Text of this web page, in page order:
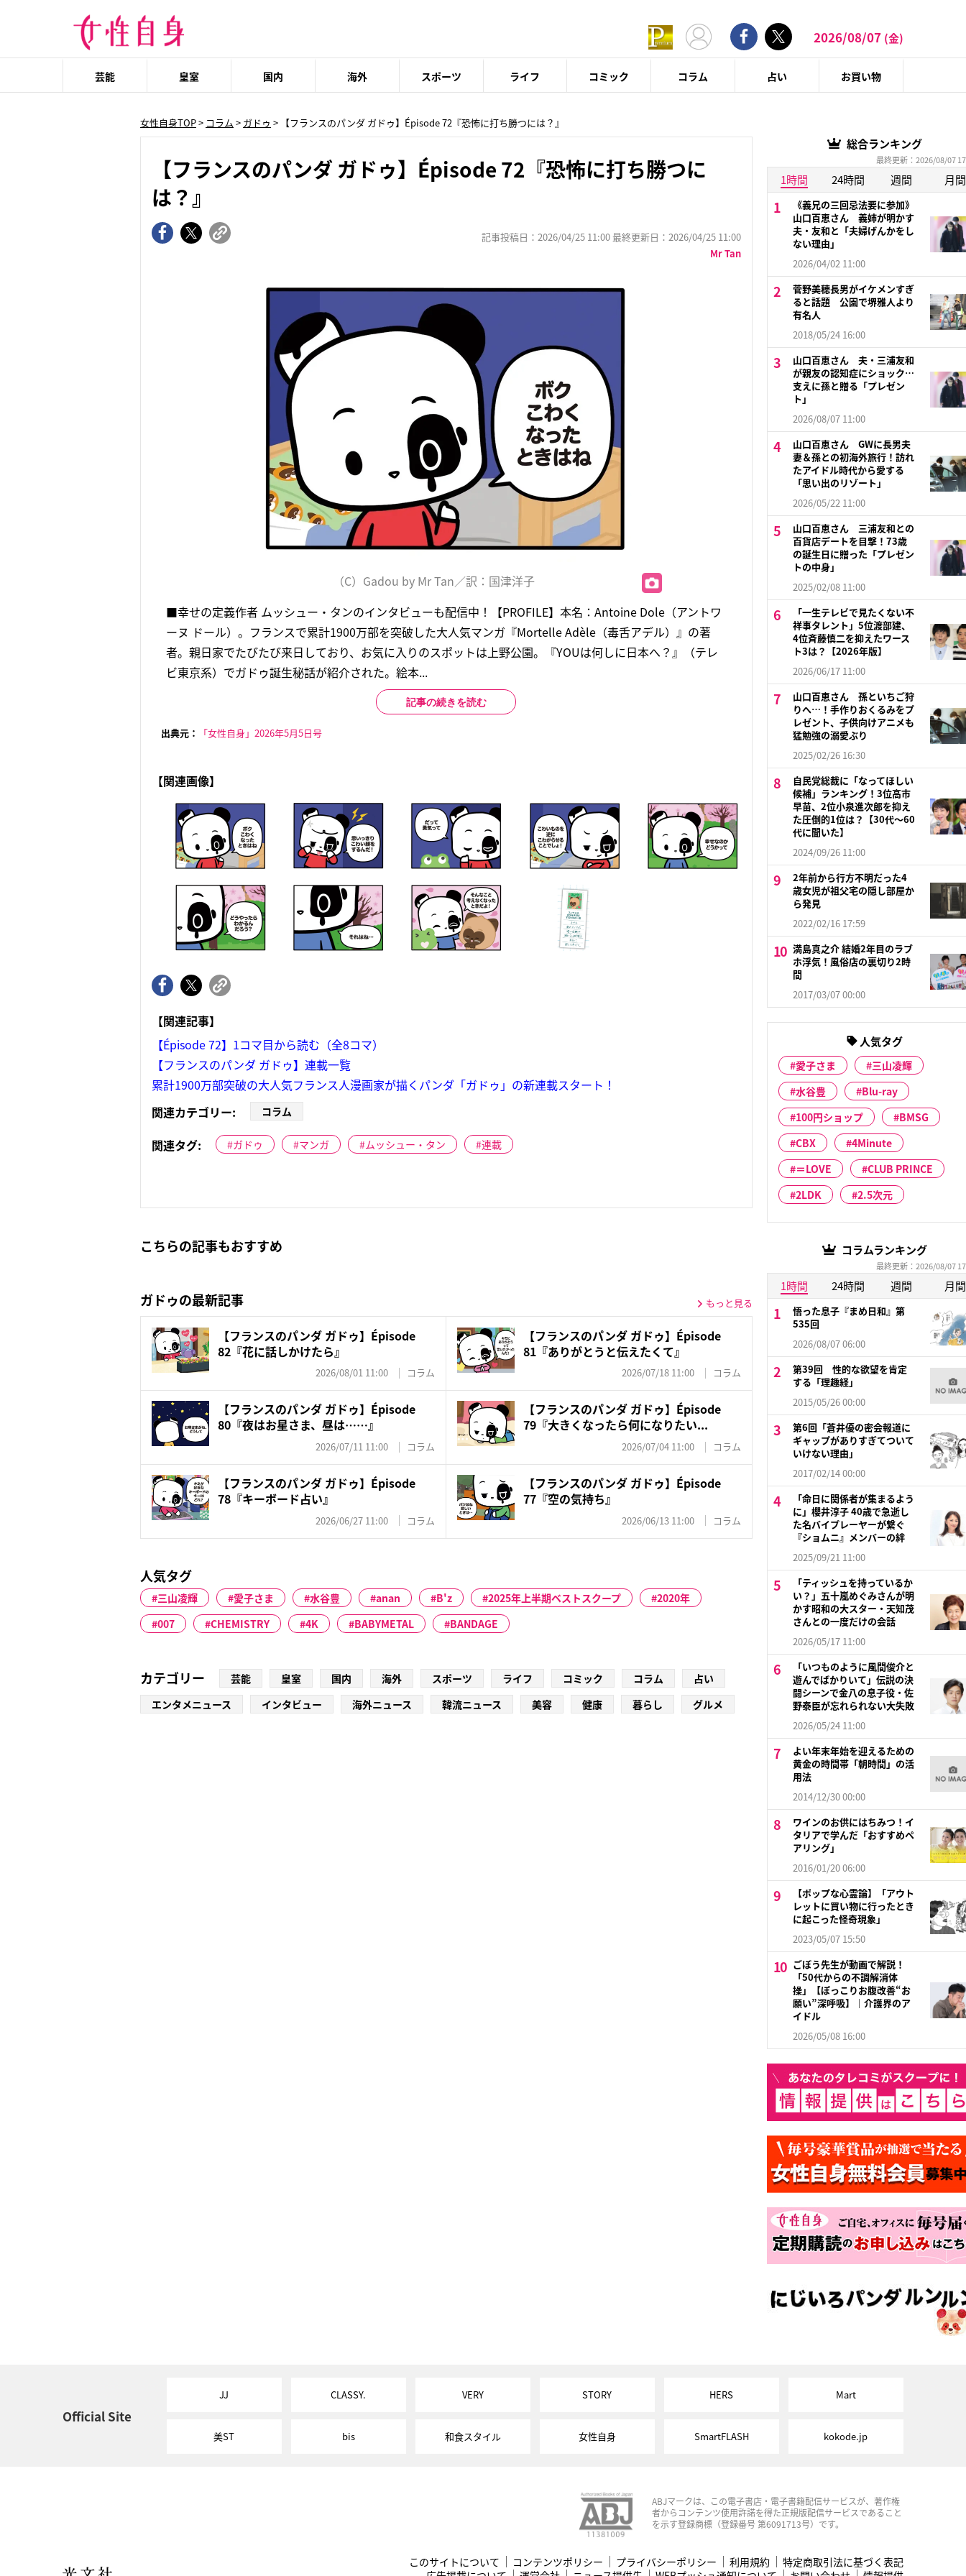
2026/08/07 (金)
芸能 皇室 国内 海外 スポーツ ライフ コミック コラム 占い お買い物
女性自身TOP> コラム > ガドゥ > 【フランスのパンダ ガドゥ】Épisode 72『恐怖に打ち勝つには？』
【フランスのパンダ ガドゥ】Épisode 72『恐怖に打ち勝つに
は？』
記事投稿日：2026/04/25 11:00 最終更新日：2026/04/25 11:00
Mr Tan
（C）Gadou by Mr Tan／訳：国津洋子
■幸せの定義作者 ムッシュー・タンのインタビューも配信中！【PROFILE】本名：Antoine Dole（アントワ
ーヌ ドール）。フランスで累計1900万部を突破した大人気マンガ『Mortelle Adèle（毒舌アデル）』の著
者。親日家でたびたび来日しており、お気に入りのスポットは上野公園。『YOUは何しに日本へ？』（テレ
ビ東京系）でガドゥ誕生秘話が紹介された。絵本...
記事の続きを読む
出典元： 「女性自身」2026年5月5日号
【関連画像】
【関連記事】
【Épisode 72】1コマ目から読む（全8コマ）
【フランスのパンダ ガドゥ】連載一覧
累計1900万部突破の大人気フランス人漫画家が描くパンダ「ガドゥ」の新連載スタート！
関連カテゴリー:
コラム
関連タグ: ガドゥ マンガ ムッシュー・タン 連載
こちらの記事もおすすめ
ガドゥの最新記事 もっと見る
【フランスのパンダ ガドゥ】Épisode
82『花に話しかけたら』
2026/08/01 11:00 コラム
【フランスのパンダ ガドゥ】Épisode
81『ありがとうと伝えたくて』
2026/07/18 11:00 コラム
【フランスのパンダ ガドゥ】Épisode
80『夜はお星さま、昼は……』
2026/07/11 11:00 コラム
【フランスのパンダ ガドゥ】Épisode
79『大きくなったら何になりたい...
2026/07/04 11:00 コラム
【フランスのパンダ ガドゥ】Épisode
78『キーボード占い』
2026/06/27 11:00 コラム
【フランスのパンダ ガドゥ】Épisode
77『空の気持ち』
2026/06/13 11:00 コラム
人気タグ
三山凌輝 愛子さま 水谷豊 anan B'z 2025年上半期ベストスクープ
2020年
007
CHEMISTRY 4K BABYMETAL BANDAGE
カテゴリー 芸能 皇室 国内 海外 スポーツ ライフ コミック コラム
占い
エンタメニュース
インタビュー 海外ニュース 韓流ニュース 美容 健康 暮らし グルメ
総合ランキング
最終更新：2026/08/07
1時間 24時間 週間 月間
《義兄の三回忌法要に参加》
山口百恵さん 義姉が明かす
夫・友和と「夫婦げんかをし
ない理由」
2026/04/02 11:00
菅野美穂長男がイケメンすぎ
ると話題 公園で堺雅人より
有名人
2018/05/24 16:00
山口百恵さん 夫・三浦友和
が親友の認知症にショック…
支えに孫と贈る「プレゼン
ト」
2026/08/07 11:00
山口百恵さん GWに長男夫
妻＆孫との初海外旅行！訪れ
たアイドル時代から愛する
「思い出のリゾート」
2026/05/22 11:00
山口百恵さん 三浦友和との
百貨店デートを目撃！73歳
の誕生日に贈った「プレゼン
トの中身」
2025/02/08 11:00
「一生テレビで見たくない不
祥事タレント」5位渡部建、
4位斉藤慎二を抑えたワース
ト3は？【2026年版】
2026/06/17 11:00
山口百恵さん 孫といちご狩
りへ…！手作りおくるみをプ
レゼント、子供向けアニメも
猛勉強の溺愛ぶり
2025/02/26 16:30
自民党総裁に「なってほしい
候補」ランキング！3位高市
早苗、2位小泉進次郎を抑え
た圧倒的1位は？【30代〜60
代に聞いた】
2024/09/26 11:00
2年前から行方不明だった4
歳女児が祖父宅の隠し部屋か
ら発見
2022/02/16 17:59
満島真之介 結婚2年目のラブ
ホ浮気！風俗店の裏切り2時
間
2017/03/07 00:00
人気タグ
愛子さま
三山凌輝
水谷豊
Blu-ray
100円ショップ
BMSG
CBX
4Minute
＝LOVE
CLUB PRINCE
2LDK
2.5次元
コラムランキング
最終更新：2026/08/07
1時間 24時間 週間 月間
悟った息子『まめ日和』第
535回
2026/08/07 06:00
第39回 性的な欲望を肯定
する「理趣経」
2015/05/26 00:00
第6回「蒼井優の密会報道に
ギャップがありすぎてついて
いけない理由」
2017/02/14 00:00
「命日に関係者が集まるよう
に」櫻井淳子 40歳で急逝し
た名バイプレーヤーが繋ぐ
『ショムニ』メンバーの絆
2025/09/21 11:00
「ティッシュを持っているか
い？」五十嵐めぐみさんが明
かす昭和の大スター・天知茂
さんとの一度だけの会話
2026/05/17 11:00
「いつものように風間俊介と
遊んでばかりいて」伝説の決
闘シーンで金八の息子役・佐
野泰臣が忘れられない大失敗
2026/05/24 11:00
よい年末年始を迎えるための
黄金の時間帯「朝時間」の活
用法
2014/12/30 00:00
ワインのお供にはちみつ！イ
タリアで学んだ「おすすめペ
アリング」
2016/01/20 06:00
【ポップな心霊論】「アウト
レットに買い物に行ったとき
に起こった怪奇現象」
2023/05/07 15:50
ごぼう先生が動画で解説！
「50代からの不調解消体
操」【ぽっこりお腹改善“お
願い”深呼吸】｜介護界のア
イドル
2026/05/08 16:00
Official Site
JJ CLASSY. VERY STORY HERS Mart
美ST bis 和食スタイル 女性自身 SmartFLASH kokode.jp
ABJマークは、この電子書店・電子書籍配信サービスが、著作権
者からコンテンツ使用許諾を得た正規版配信サービスであること
を示す登録商標（登録番号 第6091713号）です。
このサイトについて コンテンツポリシー プライバシーポリシー 利用規約
特定商取引法に基づく表記